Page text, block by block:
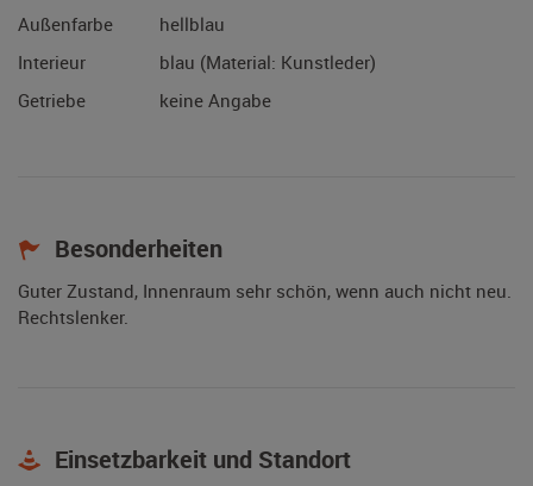
Außenfarbe
hellblau
Interieur
blau (Material: Kunstleder)
Getriebe
keine Angabe
Besonderheiten
Guter Zustand, Innenraum sehr schön, wenn auch nicht neu.
Rechtslenker.
Einsetzbarkeit und Standort